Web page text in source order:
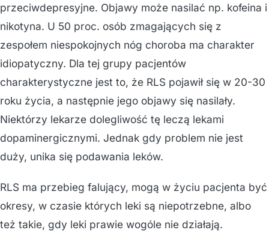
przeciwdepresyjne. Objawy może nasilać np. kofeina i
nikotyna. U 50 proc. osób zmagających się z
zespołem niespokojnych nóg choroba ma charakter
idiopatyczny. Dla tej grupy pacjentów
charakterystyczne jest to, że RLS pojawił się w 20-30
roku życia, a następnie jego objawy się nasilały.
Niektórzy lekarze dolegliwość tę leczą lekami
dopaminergicznymi. Jednak gdy problem nie jest
duży, unika się podawania leków.
RLS ma przebieg falujący, mogą w życiu pacjenta być
okresy, w czasie których leki są niepotrzebne, albo
też takie, gdy leki prawie wogóle nie działają.